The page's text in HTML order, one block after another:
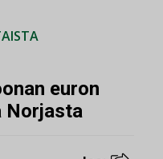
euron
Norjasta